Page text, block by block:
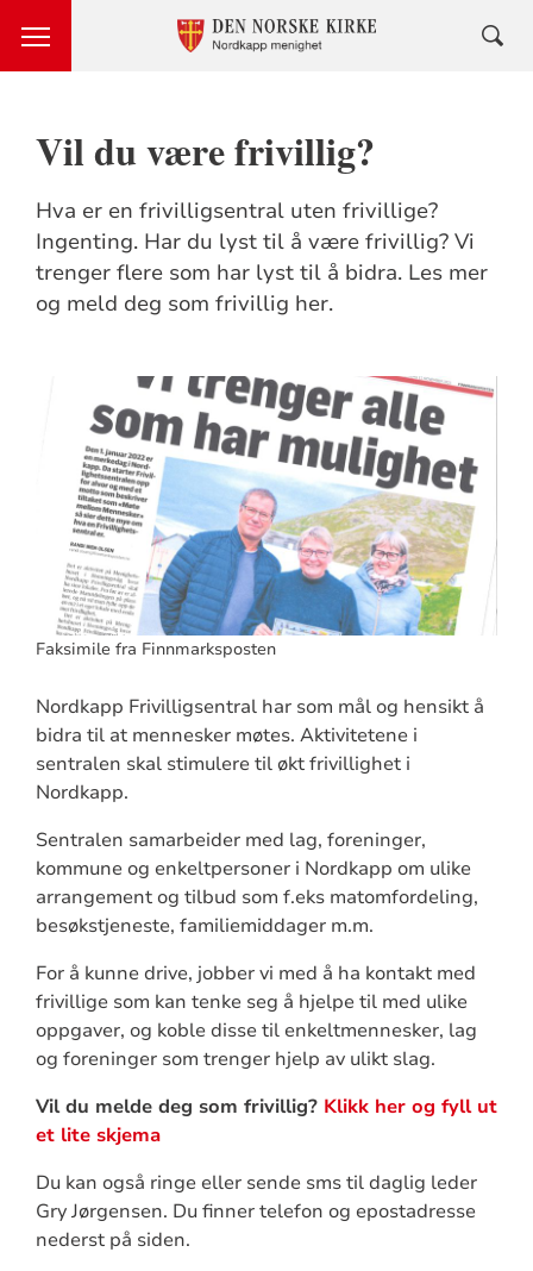
Vil du være frivillig?
Hva er en frivilligsentral uten frivillige?
Ingenting. Har du lyst til å være frivillig? Vi
trenger flere som har lyst til å bidra. Les mer
og meld deg som frivillig her.
Faksimile fra Finnmarksposten
Nordkapp Frivilligsentral har som mål og hensikt å
bidra til at mennesker møtes. Aktivitetene i
sentralen skal stimulere til økt frivillighet i
Nordkapp.
Sentralen samarbeider med lag, foreninger,
kommune og enkeltpersoner i Nordkapp om ulike
arrangement og tilbud som f.eks matomfordeling,
besøkstjeneste, familiemiddager m.m.
For å kunne drive, jobber vi med å ha kontakt med
frivillige som kan tenke seg å hjelpe til med ulike
oppgaver, og koble disse til enkeltmennesker, lag
og foreninger som trenger hjelp av ulikt slag.
Vil du melde deg som frivillig? Klikk her og fyll ut
et lite skjema
Du kan også ringe eller sende sms til daglig leder
Gry Jørgensen. Du finner telefon og epostadresse
nederst på siden.